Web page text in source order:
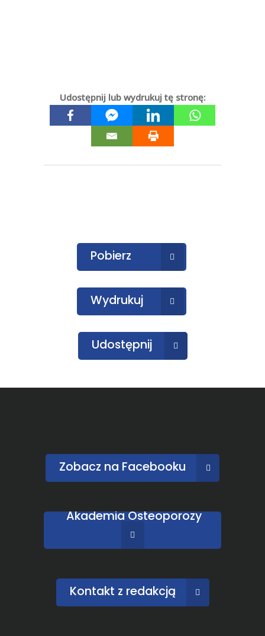
Udostępnij lub wydrukuj tę stronę:
Pobierz
Wydrukuj
Udostępnij
Zobacz na Facebooku
Akademia Osteoporozy
Kontakt z redakcją